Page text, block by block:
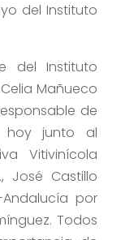
del Instituto
del Instituto
Mañueco
de
hoy junto al
Vitivinícola
José Castillo
por
Todos